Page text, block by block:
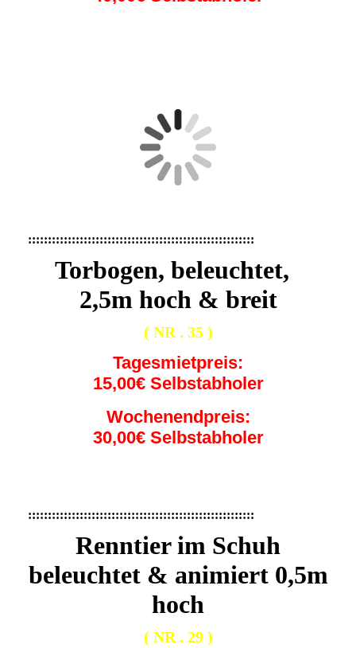
:::::::::::::::::::::::::::::::::::::::::::::::::::::::::
Torbogen, beleuchtet,
2,5m hoch & breit
( NR . 35 )
Tagesmietpreis:
15,00€ Selbstabholer
Wochenendpreis:
30,00€ Selbstabholer
:::::::::::::::::::::::::::::::::::::::::::::::::::::::::
Renntier im Schuh
beleuchtet & animiert 0,5m
hoch
( NR . 29 )